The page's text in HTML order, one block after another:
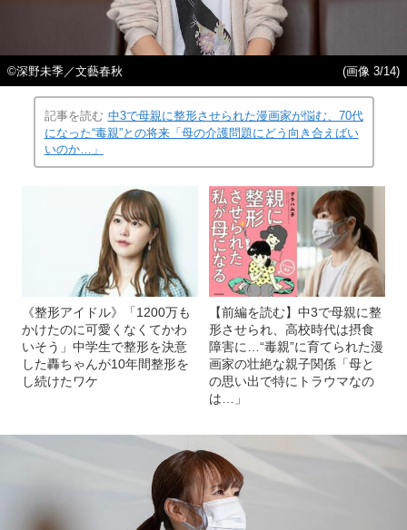
©深野未季／文藝春秋 (画像 3/14)
記事を読む 中3で母親に整形させられた漫画家が悩む、70代
になった“毒親”との将来「母の介護問題にどう向き合えばい
いのか…」
《整形アイドル》「1200万も
かけたのに可愛くなくてかわ
いそう」中学生で整形を決意
した轟ちゃんが10年間整形を
し続けたワケ
【前編を読む】中3で母親に整
形させられ、高校時代は摂食
障害に…“毒親”に育てられた漫
画家の壮絶な親子関係「母と
の思い出で特にトラウマなの
は…」